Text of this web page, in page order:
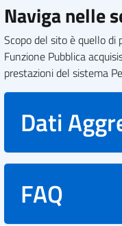
Naviga nelle
Scopo del sito è quello
Funzione Pubblica
prestazioni del sistema
Dati
FAQ